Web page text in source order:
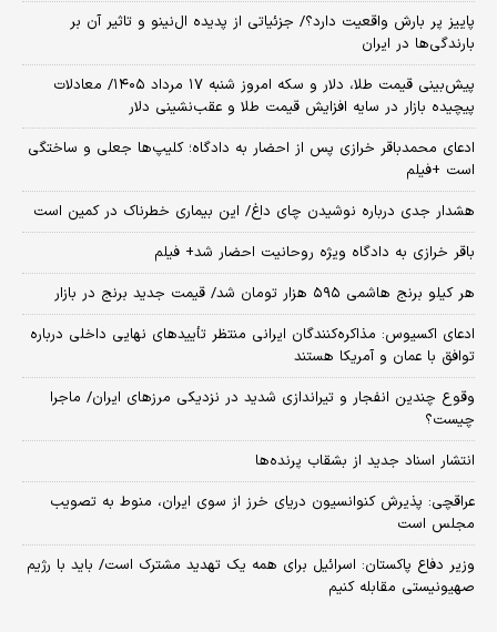
پاییز پر بارش واقعیت دارد؟/ جزئیاتی از پدیده ال‌نینو و تاثیر آن بر
بارندگی‌ها در ایران
پیش‌بینی قیمت طلا، دلار و سکه امروز شنبه ۱۷ مرداد ۱۴۰۵/ معادلات
پیچیده بازار در سایه افزایش قیمت طلا و عقب‌نشینی دلار
ادعای محمدباقر خرازی پس از احضار به دادگاه؛ کلیپ‌ها جعلی و ساختگی
است +فیلم
هشدار جدی درباره نوشیدن چای داغ/ این بیماری خطرناک در کمین است
باقر خرازی به دادگاه ویژه روحانیت احضار شد+ فیلم
هر کیلو برنج هاشمی ۵۹۵ هزار تومان شد/ قیمت جدید برنج در بازار
ادعای اکسیوس: مذاکره‌کنندگان ایرانی منتظر تأییدهای نهایی داخلی درباره
توافق با عمان و آمریکا هستند
وقوع چندین انفجار و تیراندازی شدید در نزدیکی مرز‌های ایران/ ماجرا
چیست؟
انتشار اسناد جدید از بشقاب پرنده‌ها
عراقچی: پذیرش کنوانسیون دریای خرز از سوی ایران، منوط به تصویب
مجلس است
وزیر دفاع پاکستان: اسرائیل برای همه یک تهدید مشترک است/ باید با رژیم
صهیونیستی مقابله کنیم